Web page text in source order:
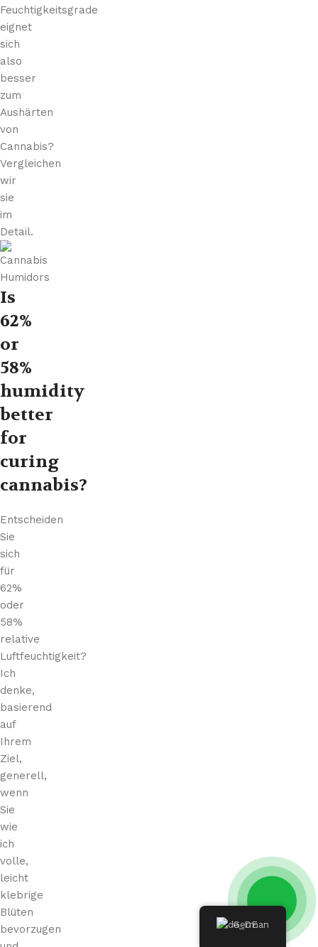
Feuchtigkeitsgrade
eignet
sich
also
besser
zum
Aushärten
von
Cannabis?
Vergleichen
wir
sie
im
Detail.
Is
62%
or
58%
humidity
better
for
curing
cannabis?
Entscheiden
Sie
sich
für
62%
oder
58%
relative
Luftfeuchtigkeit?
Ich
denke,
basierend
auf
Ihrem
Ziel,
generell,
wenn
Sie
wie
ich
volle,
leicht
klebrige
Blüten
bevorzugen
German